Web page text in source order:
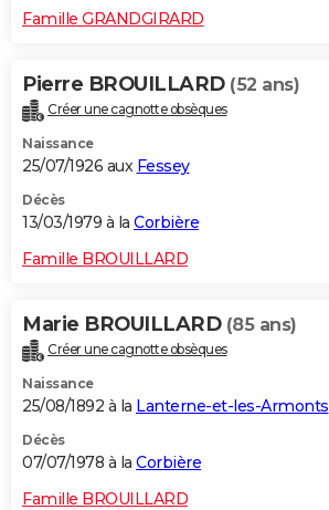
Famille GRANDGIRARD
Pierre BROUILLARD (52 ans)
Créer une cagnotte obsèques
Naissance
25/07/1926 aux Fessey
Décès
13/03/1979 à la Corbière
Famille BROUILLARD
Marie BROUILLARD (85 ans)
Créer une cagnotte obsèques
Naissance
25/08/1892 à la Lanterne-et-les-Armonts
Décès
07/07/1978 à la Corbière
Famille BROUILLARD